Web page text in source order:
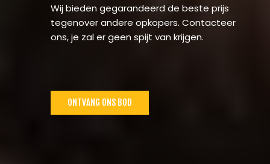
Wij bieden gegarandeerd de beste prijs
tegenover andere opkopers. Contacteer
ons, je zal er geen spijt van krijgen.
ONTVANG ONS BOD